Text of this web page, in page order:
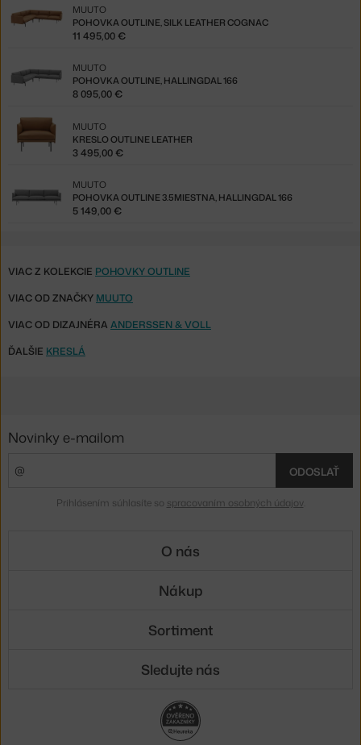
POHOVKA OUTLINE, SILK LEATHER COGNAC
MUUTO
11 495,00 €
POHOVKA OUTLINE, HALLINGDAL 166
MUUTO
8 095,00 €
KRESLO OUTLINE LEATHER
MUUTO
3 495,00 €
POHOVKA OUTLINE 3.5MIESTNA, HALLINGDAL 166
MUUTO
5 149,00 €
VIAC Z KOLEKCIE POHOVKY OUTLINE
VIAC OD ZNAČKY MUUTO
VIAC OD DIZAJNÉRA ANDERSSEN & VOLL
ĎALŠIE KRESLÁ
Novinky e-mailom
ODOSLAŤ
Prihlásením súhlasíte so spracovaním osobných údajov.
O nás
Nákup
Sortiment
Sledujte nás